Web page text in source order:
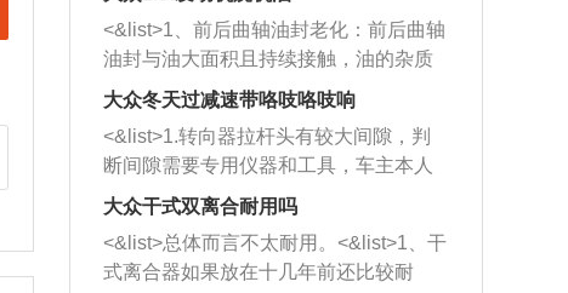
西取出来。但如果是因为积碳过多引起
的堵塞，就需要将三元催化器泡在草酸
洗剂对堵塞的情况得到解决，将清洗剂
放在燃油箱中，与燃油混合后，车辆启
动时，就可以和汽油一起进入到燃烧
室，最后形成废气排出，就可以让三元
催化器得到清洗，排气管堵塞的情况就
能够得到解决。
一圈半的练习，往右同样也要打相同的
圈数。 <&list>3、最后强调要反复练
习，这样就可以形成肌肉记忆，在真实
驾驶车辆时，不需要记忆也能打好方
向。
<&list>1、前后曲轴油封老化：前后曲轴
油封与油大面积且持续接触，油的杂质
和发动机内持续温度变化使其密封效果
逐渐减弱，导致渗油或漏油。<&list>2、
活塞间隙过大：积碳会使活塞环与缸体
的间隙扩大，导致机油流入燃烧室中，
造成烧机油。<&list>3、机油粘度。使用
机油粘度过小的话，同样会有烧机油现
象，机油粘度过小具有很好的流动性，
大众冬天过减速带咯吱咯吱响
<&list>1.转向器拉杆头有较大间隙，判
断间隙需要专用仪器和工具，车主本人
无法制作，需要将车辆送到修理厂或4s
店；<&list>2.车辆半轴套管防尘罩破
裂，破裂后会出现漏油现象，使半轴磨
损严重，磨损的半轴容易损坏，产生异
大众干式双离合耐用吗
<&list>总体而言不太耐用。<&list>1、干
式离合器如果放在十几年前还比较耐